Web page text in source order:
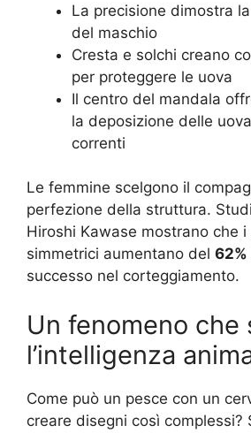
La precisione dimostra
del maschio
Cresta e solchi creano
per proteggere le uova
Il centro del mandala
la deposizione delle
correnti
Le femmine scelgono il
perfezione della struttura.
Hiroshi Kawase mostrano che i
simmetrici aumentano del 62%
successo nel corteggiamento.
Un fenomeno che
l’intelligenza
Come può un pesce con un
creare disegni così complessi?